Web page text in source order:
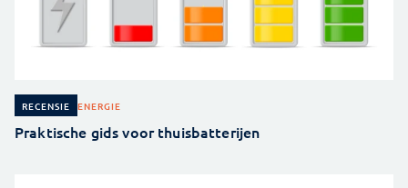
RECENSIE ENERGIE
Praktische gids voor thuisbatterijen